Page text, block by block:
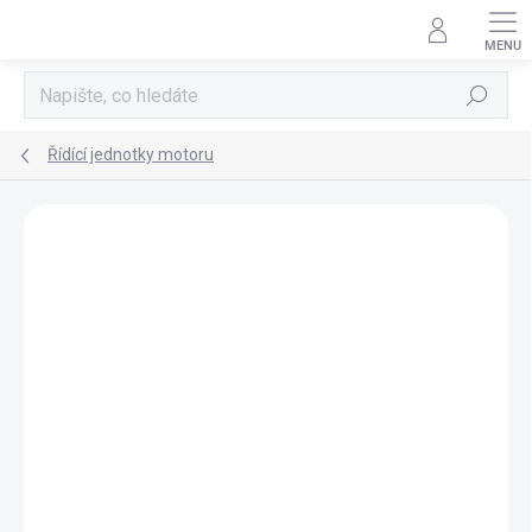
Hledat
Řídící jednotky motoru